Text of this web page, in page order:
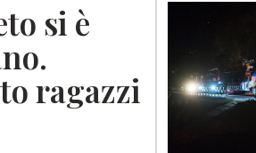
si è
ragazzi